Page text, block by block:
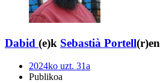
Dabid (e)k Sebastià Portell(r)en
2024ko uzt. 31a
Publikoa